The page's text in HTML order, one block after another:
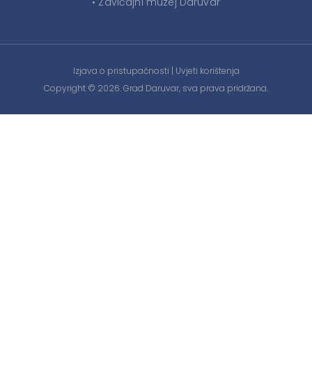
Izjava o pristupačnosti | Uvjeti korištenja
Copyright © 2026. Grad Daruvar, sva prava pridržana.